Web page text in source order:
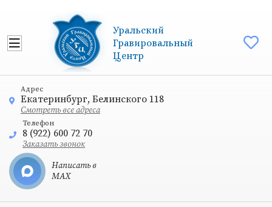
Уральский
Гравировальный
Центр
Адрес
Екатеринбург, Белинского 118
Смотреть все адреса
Телефон
8 (922) 600 72 70
Заказать звонок
Написать в
MAX